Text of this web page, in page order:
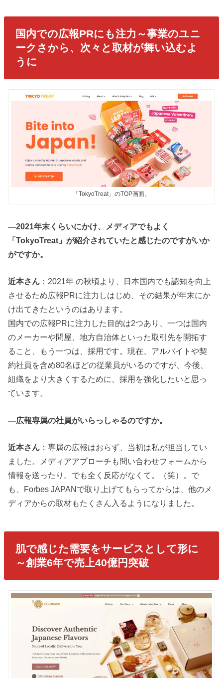
国内での広報PRにも注力～事業のユニ
ークさから、次々と取材が舞い込むよ
うに
「TokyoTreat」のTOP画面。
―2021年末くらいにかけ、メディアでもよく
「TokyoTreat」が紹介されていたと感じたのですがいか
がですか。
近本さん ：2021年 の秋頃より、日本国内でも認知を向上
させるため広報PRに注力しはじめ、その結果が年末にか
け出てきたというのはあります。
国内での広報PRに注力した目的は2つあり、一つは国内
のメーカーや問屋、地方自治体といった取引先を開拓す
ること、もう一つは、採用です。現在、アルバイトや契
約社員を含め80名ほどの従業員がいるのですが、今後、
組織をより大きくするために、採用を強化したいと思っ
ています。
―広報専属の社員がいらっしゃるのですか。
近本さん ：専属の広報はおらず、当初は私が担当してい
ました。メディアアプローチも問い合わせフォームから
情報を送ったり。でも全く反応がなくて。（笑）。で
も、Forbes JAPANで取り上げてもらってからは、他のメ
ディアからの取材もたくさん入るようになりました。
肌で感じた需要をサービスとして形に
～創業6年で売上40億円突破